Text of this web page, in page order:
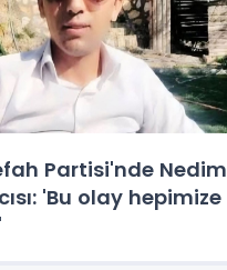
Partisi'nde Nedim
'Bu olay hepimize